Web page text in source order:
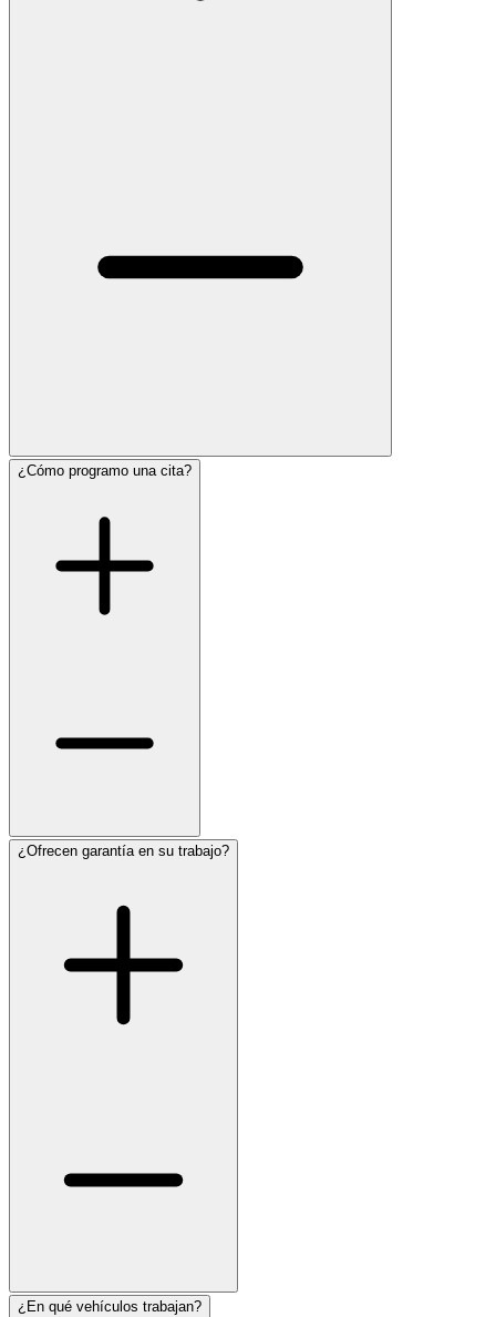
¿Cómo programo una cita?
¿Ofrecen garantía en su trabajo?
¿En qué vehículos trabajan?